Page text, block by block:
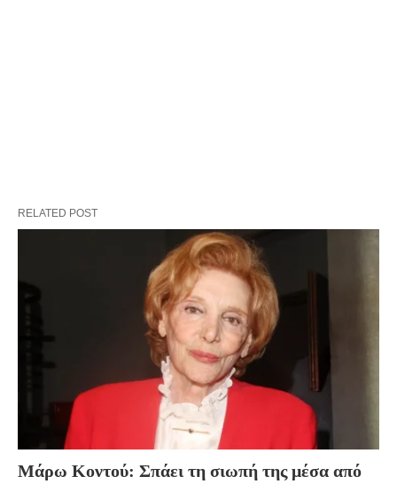
RELATED POST
Μάρω Κοντού: Σπάει τη σιωπή της μέσα από